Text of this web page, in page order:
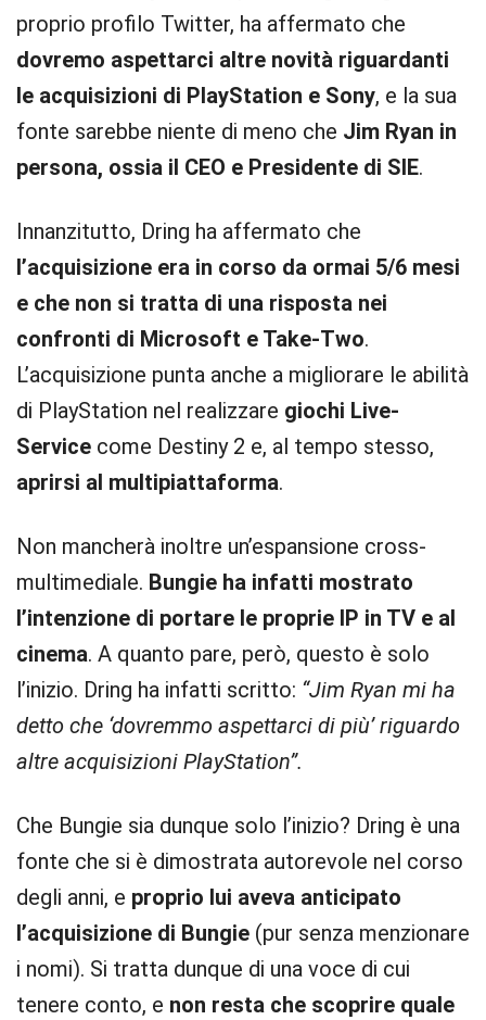
proprio profilo Twitter, ha affermato che
dovremo aspettarci altre novità riguardanti
le acquisizioni di PlayStation e Sony, e la sua
fonte sarebbe niente di meno che Jim Ryan in
persona, ossia il CEO e Presidente di SIE.
Innanzitutto, Dring ha affermato che
l’acquisizione era in corso da ormai 5/6 mesi
e che non si tratta di una risposta nei
confronti di Microsoft e Take-Two.
L’acquisizione punta anche a migliorare le abilità
di PlayStation nel realizzare giochi Live-
Service come Destiny 2 e, al tempo stesso,
aprirsi al multipiattaforma.
Non mancherà inoltre un’espansione cross-
multimediale. Bungie ha infatti mostrato
l’intenzione di portare le proprie IP in TV e al
cinema. A quanto pare, però, questo è solo
l’inizio. Dring ha infatti scritto: “Jim Ryan mi ha
detto che ‘dovremmo aspettarci di più’ riguardo
altre acquisizioni PlayStation”.
Che Bungie sia dunque solo l’inizio? Dring è una
fonte che si è dimostrata autorevole nel corso
degli anni, e proprio lui aveva anticipato
l’acquisizione di Bungie (pur senza menzionare
i nomi). Si tratta dunque di una voce di cui
tenere conto, e non resta che scoprire quale